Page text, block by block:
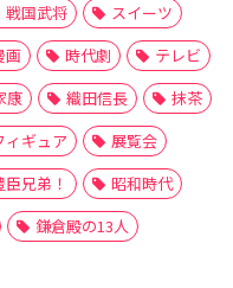
戦国武将
スイーツ
画 時代劇
テレビ
康 織田信長
抹茶
ィギュア
展覧会
臣兄弟！
昭和時代
鎌倉殿の13人